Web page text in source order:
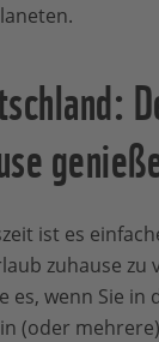
ist es
zuhause zu
es, wenn Sie in
(oder mehrere)